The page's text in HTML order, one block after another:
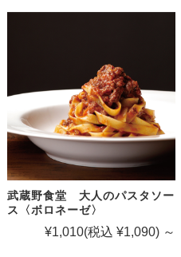
武蔵野食堂 大人のパスタソー
ス〈ボロネーゼ〉
¥1,010(税込 ¥1,090) ～